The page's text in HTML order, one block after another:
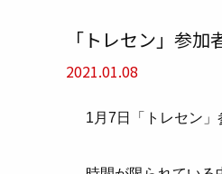
「トレセン」参加
2021.01.08
1月7日「トレセン」